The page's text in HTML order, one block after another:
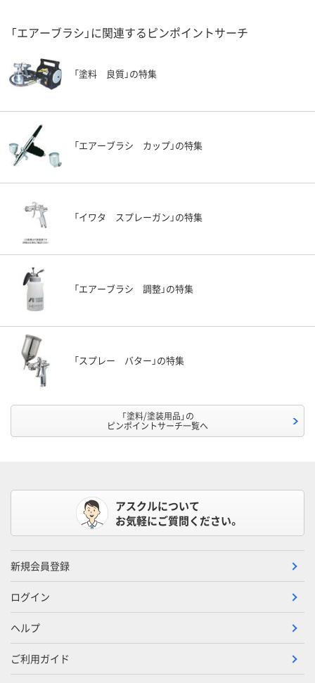
「エアーブラシ」に関連するピンポイントサーチ
「塗料 良質」の特集
「エアーブラシ カップ」の特集
「イワタ スプレーガン」の特集
「エアーブラシ 調整」の特集
「スプレー バター」の特集
「塗料/塗装用品」の
ピンポイントサーチ一覧へ
アスクルについて
お気軽にご質問ください。
新規会員登録
ログイン
ヘルプ
ご利用ガイド